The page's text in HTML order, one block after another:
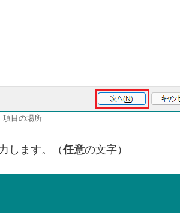
項目の場所
します。（任意の文字）